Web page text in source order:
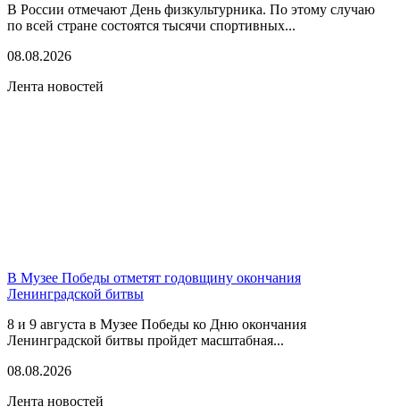
В России отмечают День физкультурника. По этому случаю
по всей стране состоятся тысячи спортивных...
08.08.2026
Лента новостей
В Музее Победы отметят годовщину окончания
Ленинградской битвы
8 и 9 августа в Музее Победы ко Дню окончания
Ленинградской битвы пройдет масштабная...
08.08.2026
Лента новостей